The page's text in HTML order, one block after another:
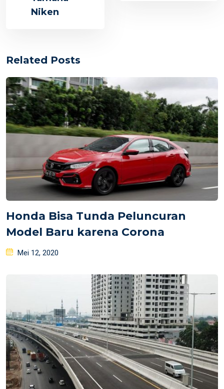
Niken
Related Posts
Honda Bisa Tunda Peluncuran
Model Baru karena Corona
Posted
Mei 12, 2020